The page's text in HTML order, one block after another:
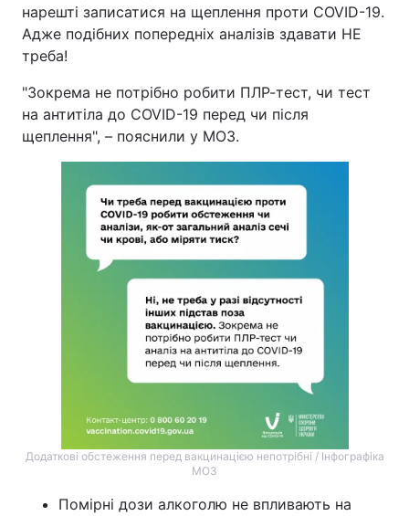
Тема оформлення
нарешті записатися на щеплення проти COVID-19.
Адже подібних попередніх аналізів здавати НЕ
треба!
"Зокрема не потрібно робити ПЛР-тест, чи тест
на антитіла до COVID-19 перед чи після
щеплення", – пояснили у МОЗ.
Додаткові обстеження перед вакцинацією непотрібні / Інфографіка
МОЗ
Помірні дози алкоголю не впливають на